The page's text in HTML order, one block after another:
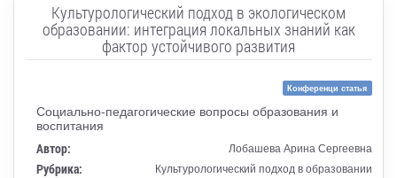
Культурологический подход в экологическом
образовании: интеграция локальных знаний как
фактор устойчивого развития
Конференци статья
Социально-педагогические вопросы образования и
воспитания
Автор: Лобашева Арина Сергеевна
Рубрика: Культурологический подход в образовании